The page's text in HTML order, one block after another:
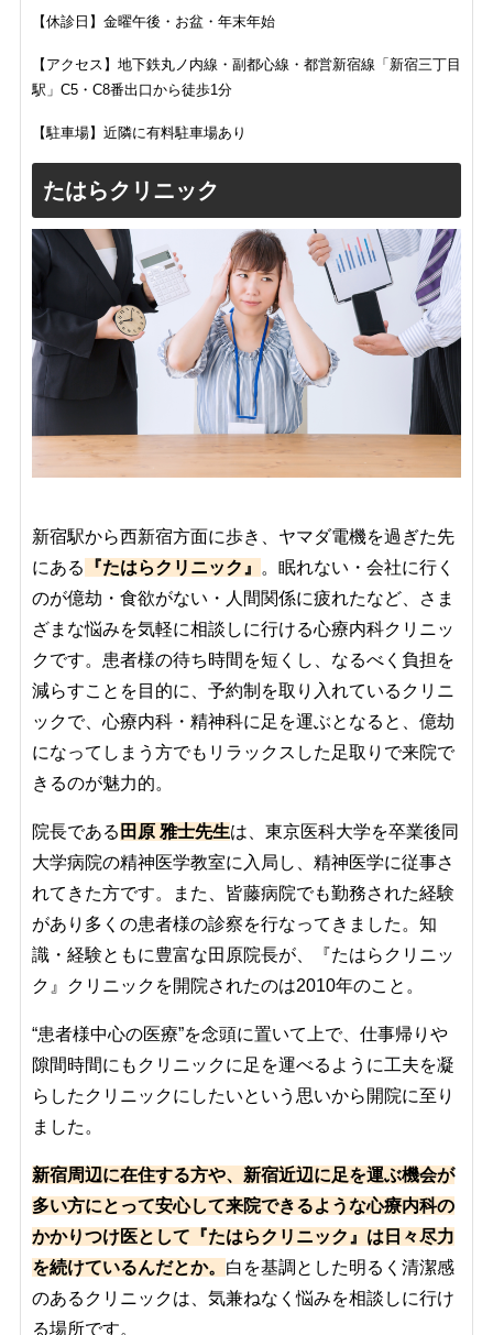
【休診日】金曜午後・お盆・年末年始
【アクセス】地下鉄丸ノ内線・副都心線・都営新宿線「新宿三丁目
駅」C5・C8番出口から徒歩1分
【駐車場】近隣に有料駐車場あり
たはらクリニック
新宿駅から西新宿方面に歩き、ヤマダ電機を過ぎた先
にある
『たはらクリニック』
。眠れない・会社に行く
のが億劫・食欲がない・人間関係に疲れたなど、さま
ざまな悩みを気軽に相談しに行ける心療内科クリニッ
クです。患者様の待ち時間を短くし、なるべく負担を
減らすことを目的に、予約制を取り入れているクリニ
ックで、心療内科・精神科に足を運ぶとなると、億劫
になってしまう方でもリラックスした足取りで来院で
きるのが魅力的。
院長である 田原 雅士先生は、東京医科大学を卒業後同
大学病院の精神医学教室に入局し、精神医学に従事さ
れてきた方です。また、皆藤病院でも勤務された経験
があり多くの患者様の診察を行なってきました。知
識・経験ともに豊富な田原院長が、『たはらクリニッ
ク』クリニックを開院されたのは2010年のこと。
“患者様中心の医療”を念頭に置いて上で、仕事帰りや
隙間時間にもクリニックに足を運べるように工夫を凝
らしたクリニックにしたいという思いから開院に至り
ました。
新宿周辺に在住する方や、新宿近辺に足を運ぶ機会が
多い方にとって安心して来院できるような心療内科の
かかりつけ医として『たはらクリニック』は日々尽力
を続けているんだとか。 白を基調とした明るく清潔感
のあるクリニックは、気兼ねなく悩みを相談しに行け
る場所です。